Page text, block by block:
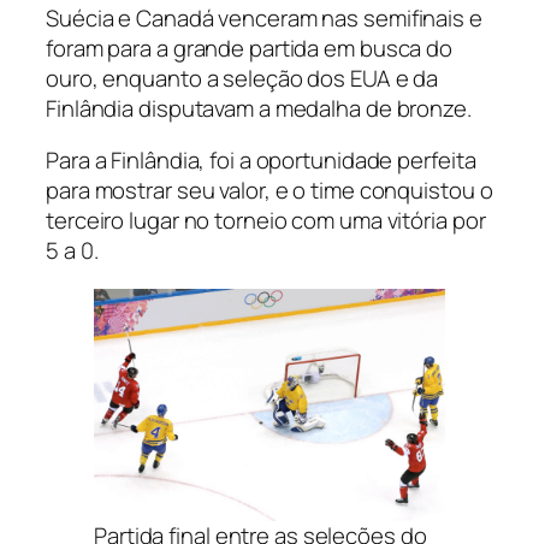
Suécia e Canadá venceram nas semifinais e
foram para a grande partida em busca do
ouro, enquanto a seleção dos EUA e da
Finlândia disputavam a medalha de bronze.
Para a Finlândia, foi a oportunidade perfeita
para mostrar seu valor, e o time conquistou o
terceiro lugar no torneio com uma vitória por
5 a 0.
Partida final entre as seleções do